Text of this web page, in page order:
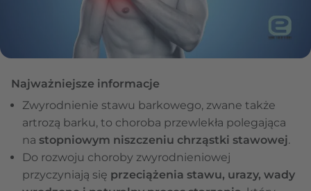
Najważniejsze informacje
Zwyrodnienie stawu barkowego, zwane także
artrozą barku, to choroba przewlekła polegająca
na stopniowym niszczeniu chrząstki stawowej.
Do rozwoju choroby zwyrodnieniowej
przyczyniają się przeciążenia stawu, urazy, wady